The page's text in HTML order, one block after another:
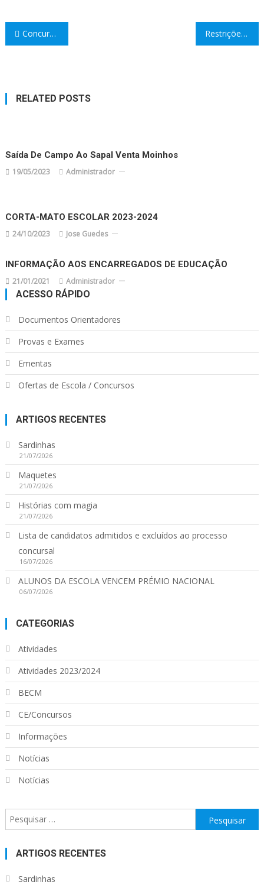
Navegação
Concurso Nacional de Leitura • 14.ª edição Restrições de circulação entre concelhos – de 30 de outubro a 3 de novembro
RELATED POSTS
Saída De Campo Ao Sapal Venta Moinhos
19/05/2023 Administrador
CORTA-MATO ESCOLAR 2023-2024
24/10/2023 Jose Guedes
INFORMAÇÃO AOS ENCARREGADOS DE EDUCAÇÃO
21/01/2021 Administrador
ACESSO RÁPIDO
Documentos Orientadores
Provas e Exames
Ementas
Ofertas de Escola / Concursos
ARTIGOS RECENTES
Sardinhas
21/07/2026
Maquetes
21/07/2026
Histórias com magia
21/07/2026
Lista de candidatos admitidos e excluídos ao processo
concursal
16/07/2026
ALUNOS DA ESCOLA VENCEM PRÉMIO NACIONAL
06/07/2026
CATEGORIAS
Atividades
Atividades 2023/2024
BECM
CE/Concursos
Informações
Notícias
Notícias
Pesquisar
por:
ARTIGOS RECENTES
Sardinhas